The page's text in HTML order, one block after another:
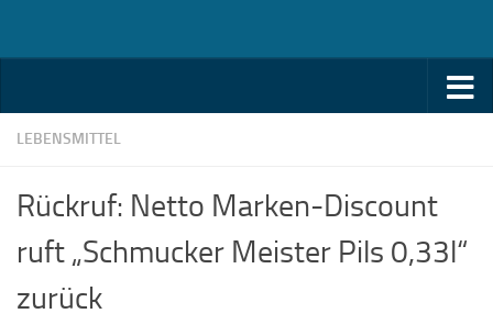
LEBENSMITTEL
Rückruf: Netto Marken-Discount
ruft „Schmucker Meister Pils 0,33l“
zurück